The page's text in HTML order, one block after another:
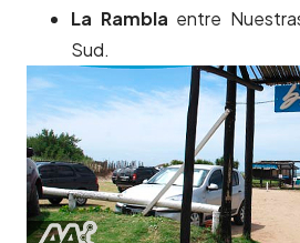
La Rambla entre
Sud.